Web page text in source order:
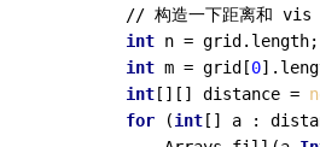
        // 构造一下距离和 vis
int n = grid.length;
int m = grid[0
int [][] distance =
for (int [] a :